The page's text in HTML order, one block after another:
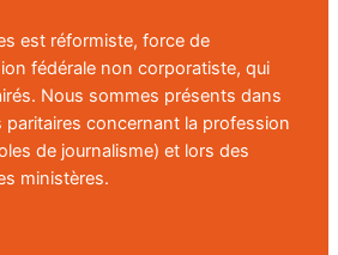
est réformiste, force de
fédérale non corporatiste, qui
Nous sommes présents dans
concernant la profession
de journalisme) et lors des
ministères.